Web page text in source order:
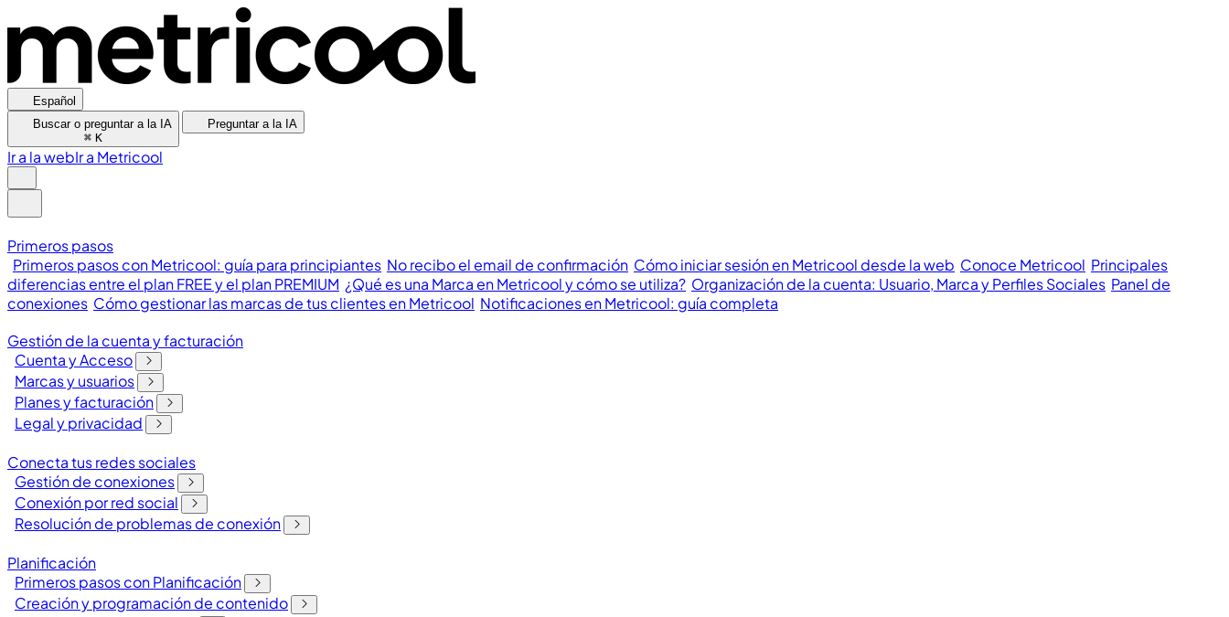
Español
Buscar o preguntar a la IA
⌘ K
Preguntar a la IA
Ir a la webIr a Metricool
Primeros pasos
Primeros pasos con Metricool: guía para principiantes No recibo el email de confirmación Cómo iniciar sesión en Metricool desde la web Conoce Metricool Principales
diferencias entre el plan FREE y el plan PREMIUM ¿Qué es una Marca en Metricool y cómo se utiliza? Organización de la cuenta: Usuario, Marca y Perfiles Sociales Panel de
conexiones Cómo gestionar las marcas de tus clientes en Metricool Notificaciones en Metricool: guía completa
Gestión de la cuenta y facturación
Cuenta y Acceso
Marcas y usuarios
Planes y facturación
Legal y privacidad
Conecta tus redes sociales
Gestión de conexiones
Conexión por red social
Resolución de problemas de conexión
Planificación
Primeros pasos con Planificación
Creación y programación de contenido